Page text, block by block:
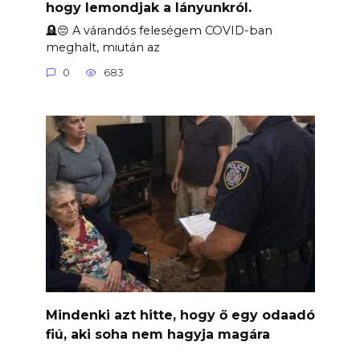
hogy lemondjak a lányunkról.
🪦😔 A várandós feleségem COVID-ban
meghalt, miután az
0 683
Mindenki azt hitte, hogy ő egy odaadó
fiú, aki soha nem hagyja magára